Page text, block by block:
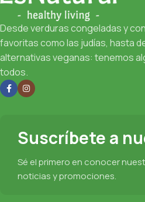
Desde verduras congeladas y
favoritas como las judías, hasta
alternativas veganas: tenemos
todos.
Suscríbete a
Sé el primero en conocer
noticias y promociones.